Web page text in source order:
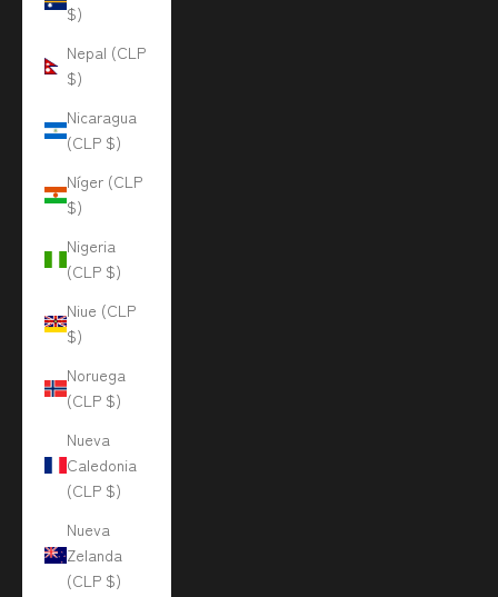
$)
Nepal (CLP
$)
Nicaragua
(CLP $)
Níger (CLP
$)
Nigeria
(CLP $)
Niue (CLP
$)
Noruega
(CLP $)
Nueva
Caledonia
(CLP $)
Nueva
Zelanda
(CLP $)